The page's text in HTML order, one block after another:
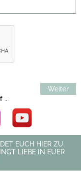
Weiter
...
EUCH HIER ZU
LIEBE IN EUER